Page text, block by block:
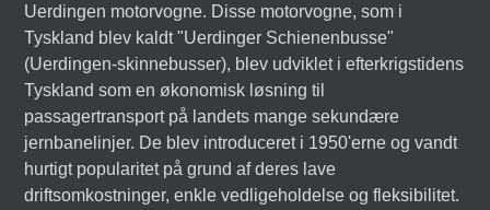
Uerdingen motorvogne. Disse motorvogne, som i
Tyskland blev kaldt "Uerdinger Schienenbusse"
(Uerdingen-skinnebusser), blev udviklet i efterkrigstidens
Tyskland som en økonomisk løsning til
passagertransport på landets mange sekundære
jernbanelinjer. De blev introduceret i 1950'erne og vandt
hurtigt popularitet på grund af deres lave
driftsomkostninger, enkle vedligeholdelse og fleksibilitet.